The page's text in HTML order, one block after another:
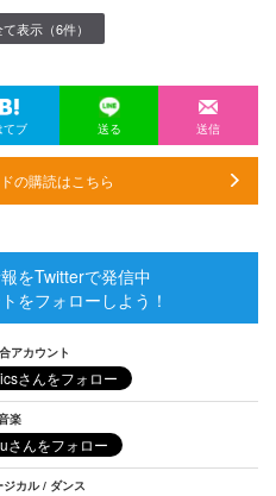
表示（6件）
てブ 送る 送信
の購読はこちら
をTwitterで発信中
をフォローしよう！
アカウント
楽
カル / ダンス